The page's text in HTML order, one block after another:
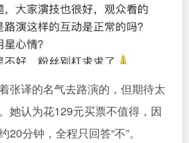
张译的名气去路演的，但期待太
她认为花129元买票不值得，因
分钟，全程只回答“不”。